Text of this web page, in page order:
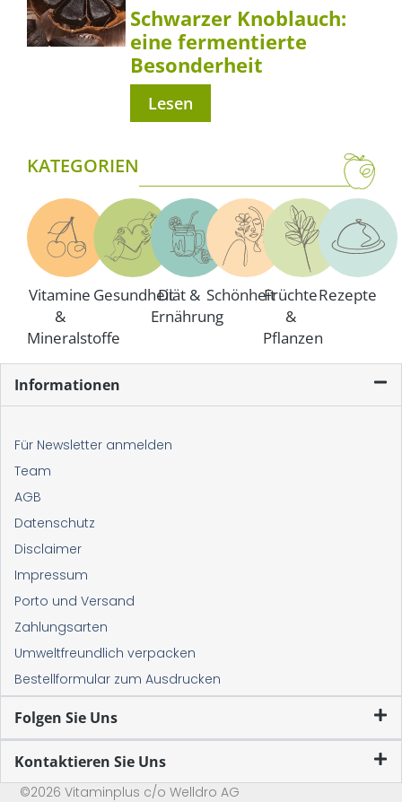
Schwarzer Knoblauch:
eine fermentierte
Besonderheit
Lesen
KATEGORIEN
Vitamine
&
Mineralstoffe
GesundheitDiät &
Ernährung
SchönheitFrüchte
&
Pflanzen
Rezepte
Informationen
Für Newsletter anmelden
Team
AGB
Datenschutz
Disclaimer
Impressum
Porto und Versand
Zahlungsarten
Umweltfreundlich verpacken
Bestellformular zum Ausdrucken
Folgen Sie Uns
Kontaktieren Sie Uns
©2026 Vitaminplus c/o Welldro AG